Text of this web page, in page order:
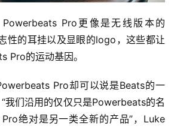
Pro更像是无线版本的
性的耳挂以及显眼的logo，这些都让
Pro的运动基因。
Pro却可以说是Beats的一
我们沿用的仅仅只是Powerbeats的名
绝对是另一类全新的产品”，Luke